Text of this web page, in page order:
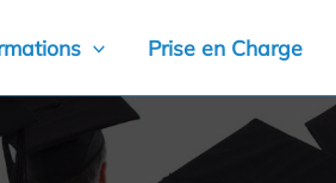
Prise en Charge